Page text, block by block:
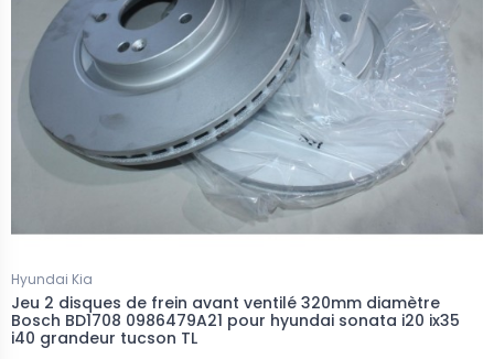
Hyundai Kia
Jeu 2 disques de frein avant ventilé 320mm diamètre
Bosch BD1708 0986479A21 pour hyundai sonata i20 ix35
i40 grandeur tucson TL